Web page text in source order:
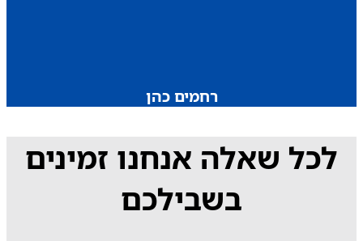
רחמים כהן
לכל שאלה אנחנו זמינים
בשבילכם